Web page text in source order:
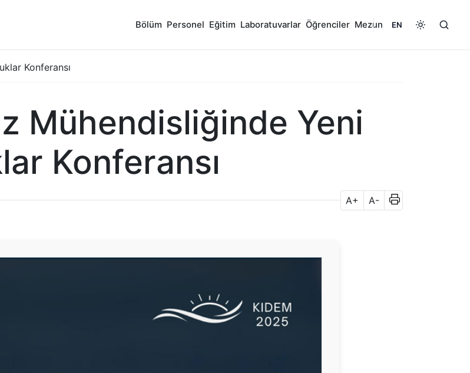
Bölüm Personel Eğitim Laboratuvarlar Öğrenciler Mezun EN
Konferansı
Mühendisliğinde Yeni
Konferansı
A+ A-